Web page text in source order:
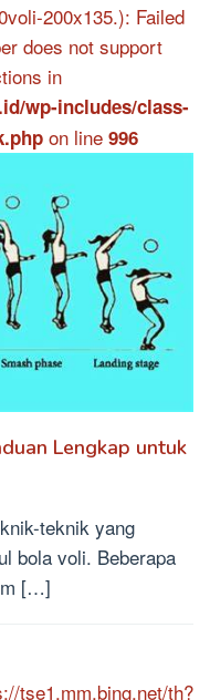
200x135.): Failed
does not support
in
wp-includes/class-
on line 996
Lengkap untuk
teknik yang
bola voli. Beberapa
[…]
tse1.mm.bing.net/th?